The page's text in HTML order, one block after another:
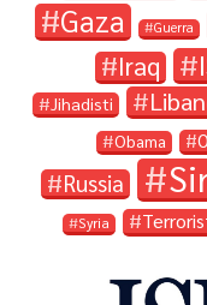
Gaza Guerra
Iraq
Jihadisti
Obama
Russia
Syria